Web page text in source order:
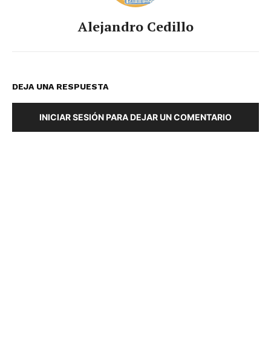
Alejandro Cedillo
DEJA UNA RESPUESTA
INICIAR SESIÓN PARA DEJAR UN COMENTARIO